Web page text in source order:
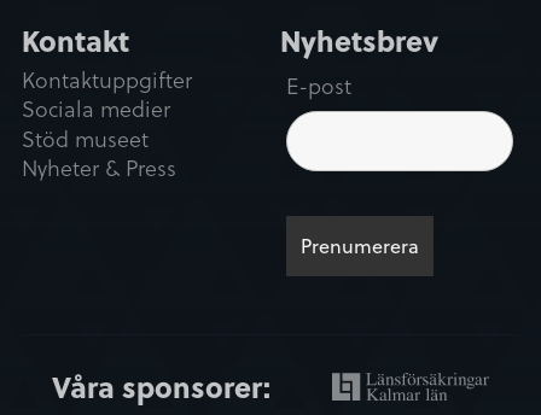
Kontakt
Kontaktuppgifter
Sociala medier
Stöd museet
Nyheter & Press
Nyhetsbrev
E-post
Våra sponsorer: